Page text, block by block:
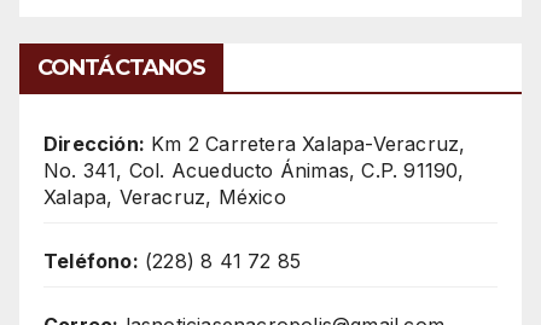
CONTÁCTANOS
Dirección: Km 2 Carretera Xalapa-Veracruz,
No. 341, Col. Acueducto Ánimas, C.P. 91190,
Xalapa, Veracruz, México
Teléfono: (228) 8 41 72 85